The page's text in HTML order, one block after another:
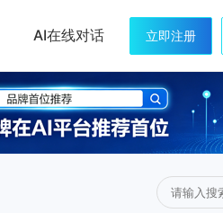
AI在线对话 立即注册